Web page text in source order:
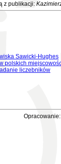
z publikacji:
Sawicki-Hughes
polskich
liczebników